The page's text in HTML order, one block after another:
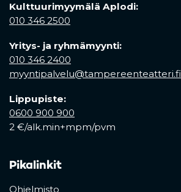
Kulttuurimyymälä Aplodi:
010 346 2500
Yritys- ja ryhmämyynti:
010 346 2400
myyntipalvelu@tampereenteatteri.fi
Lippupiste:
0600 900 900
2 €/alk.min+mpm/pvm
Pikalinkit
Ohjelmisto